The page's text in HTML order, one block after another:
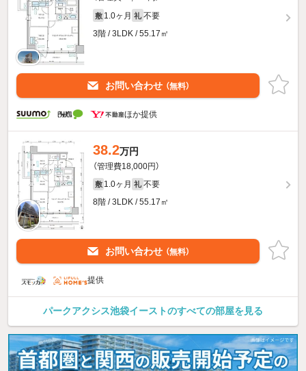
敷 1.0ヶ月 礼 不要
3階 / 3LDK / 55.17㎡
お問い合わせ （無料）
ほか提供
38.2万円
（管理費18,000円）
敷 1.0ヶ月 礼 不要
8階 / 3LDK / 55.17㎡
お問い合わせ （無料）
提供
パークアクシス池袋イーストのすべての部屋を見る